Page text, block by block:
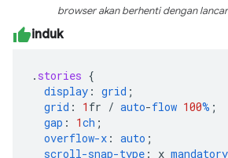
browser akan berhenti dengan
induk
. stories {
display : grid ;
grid : 1 fr / auto-flow 100% ;
gap : 1ch ;
overflow-x : auto ;
scroll-snap-type : x mandatory